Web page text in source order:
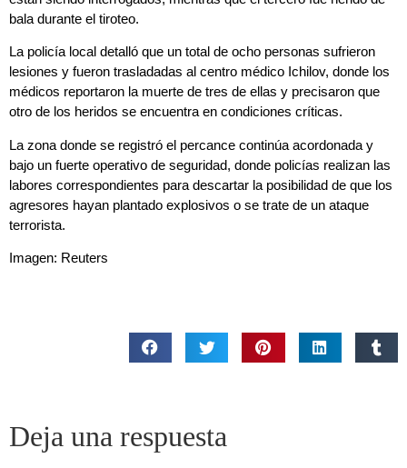
bala durante el tiroteo.
La policía local detalló que un total de ocho personas sufrieron
lesiones y fueron trasladadas al centro médico Ichilov, donde los
médicos reportaron la muerte de tres de ellas y precisaron que
otro de los heridos se encuentra en condiciones críticas.
La zona donde se registró el percance continúa acordonada y
bajo un fuerte operativo de seguridad, donde policías realizan las
labores correspondientes para descartar la posibilidad de que los
agresores hayan plantado explosivos o se trate de un ataque
terrorista.
Imagen: Reuters
Deja una respuesta